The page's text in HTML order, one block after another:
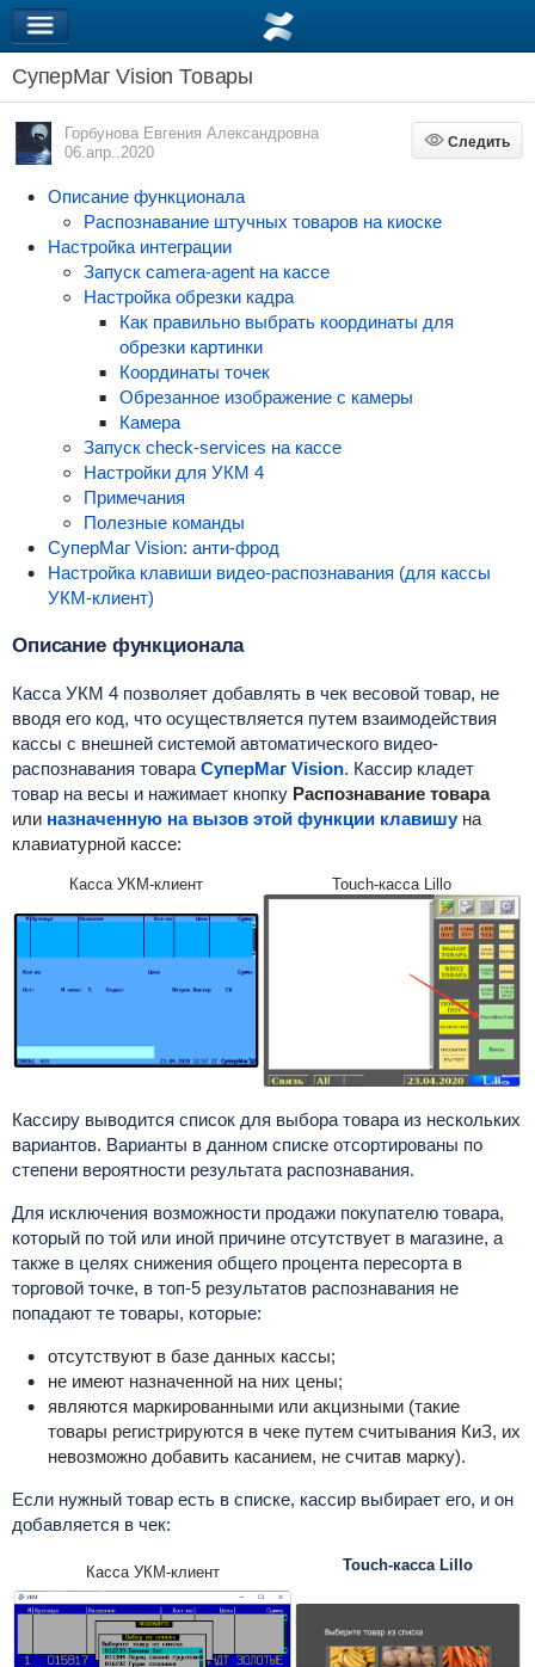
СуперМаг Vision Товары
Горбунова Евгения Александровна
06.апр..2020
Следить
Следить
Описание функционала
Распознавание штучных товаров на киоске
Настройка интеграции
Запуск camera-agent на кассе
Настройка обрезки кадра
Как правильно выбрать координаты для
обрезки картинки
Координаты точек
Обрезанное изображение с камеры
Камера
Запуск check-services на кассе
Настройки для УКМ 4
Примечания
Полезные команды
СуперМаг Vision: анти-фрод
Настройка клавиши видео-распознавания (для кассы
УКМ-клиент)
Описание функционала
Касса УКМ 4 позволяет добавлять в чек весовой товар, не
вводя его код, что осуществляется путем взаимодействия
кассы с внешней системой автоматического видео-
распознавания товара СуперМаг Vision. Кассир кладет
товар на весы и нажимает кнопку Распознавание товара
или назначенную на вызов этой функции клавишуна
клавиатурной кассе:
Касса УКМ-клиент Touch-касса Lillo
Кассиру выводится список для выбора товара из нескольких
вариантов. Варианты в данном списке отсортированы по
степени вероятности результата распознавания.
Для исключения возможности продажи покупателю товара,
который по той или иной причине отсутствует в магазине, а
также в целях снижения общего процента пересорта в
торговой точке, в топ-5 результатов распознавания не
попадают те товары, которые:
отсутствуют в базе данных кассы;
не имеют назначенной на них цены;
являются маркированными или акцизными (такие
товары регистрируются в чеке путем считывания КиЗ, их
невозможно добавить касанием, не считав марку).
Если нужный товар есть в списке, кассир выбирает его, и он
добавляется в чек:
Касса УКМ-клиент Touch-касса Lillo